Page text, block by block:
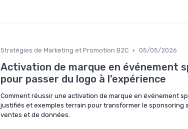
Stratégies de Marketing et Promotion B2C • 05/05/2026
Activation de marque en événement
pour passer du logo à l’expérience
Comment réussir une activation de marque en événement
justifiés et exemples terrain pour transformer le sponsoring
ventes et de données.